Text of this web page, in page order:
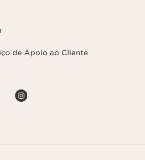
de Apoio ao Cliente